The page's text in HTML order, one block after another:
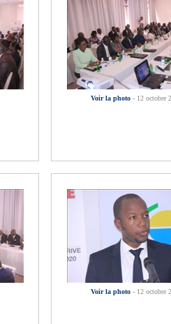
Voir la photo - 12 octobre
Voir la photo - 12 octobre